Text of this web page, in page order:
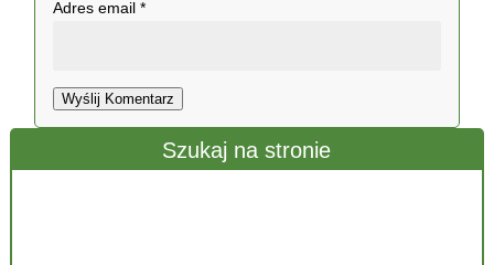
Szukaj na stronie
Adres email*
Wyślij Komentarz